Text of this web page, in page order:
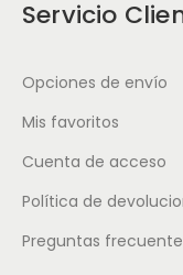
Servicio
Opciones de envío
Mis favoritos
Cuenta de acceso
Política de
Preguntas